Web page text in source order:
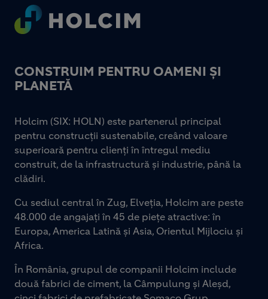
Footer
CONSTRUIM PENTRU OAMENI ȘI
PLANETĂ
Holcim (SIX: HOLN) este partenerul principal
pentru construcții sustenabile, creând valoare
superioară pentru clienți în întregul mediu
construit, de la infrastructură și industrie, până la
clădiri.
Cu sediul central în Zug, Elveția, Holcim are peste
48.000 de angajați în 45 de piețe atractive: în
Europa, America Latină și Asia, Orientul Mijlociu și
Africa.
În România, grupul de companii Holcim include
două fabrici de ciment, la Câmpulung și Aleșd,